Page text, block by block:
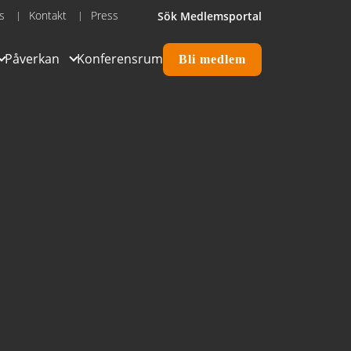
Kontakt Press Sök Medlemsportal
&
Påverkan Konferensrum Bli medlem